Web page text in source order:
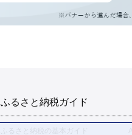
ふるさと納税ガイド
ふるさと納税の基本ガイド